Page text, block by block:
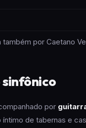
por Caetano
por
de tabernas e